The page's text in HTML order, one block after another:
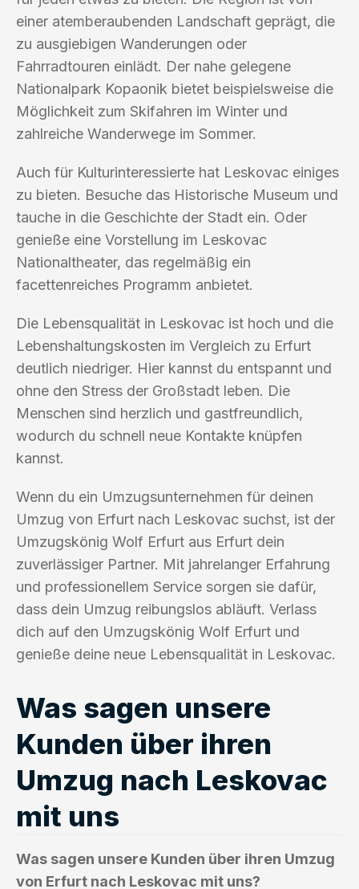
einer atemberaubenden Landschaft geprägt, die
zu ausgiebigen Wanderungen oder
Fahrradtouren einlädt. Der nahe gelegene
Nationalpark Kopaonik bietet beispielsweise die
Möglichkeit zum Skifahren im Winter und
zahlreiche Wanderwege im Sommer.
Auch für Kulturinteressierte hat Leskovac einiges
zu bieten. Besuche das Historische Museum und
tauche in die Geschichte der Stadt ein. Oder
genieße eine Vorstellung im Leskovac
Nationaltheater, das regelmäßig ein
facettenreiches Programm anbietet.
Die Lebensqualität in Leskovac ist hoch und die
Lebenshaltungskosten im Vergleich zu Erfurt
deutlich niedriger. Hier kannst du entspannt und
ohne den Stress der Großstadt leben. Die
Menschen sind herzlich und gastfreundlich,
wodurch du schnell neue Kontakte knüpfen
kannst.
Wenn du ein Umzugsunternehmen für deinen
Umzug von Erfurt nach Leskovac suchst, ist der
Umzugskönig Wolf Erfurt aus Erfurt dein
zuverlässiger Partner. Mit jahrelanger Erfahrung
und professionellem Service sorgen sie dafür,
dass dein Umzug reibungslos abläuft. Verlass
dich auf den Umzugskönig Wolf Erfurt und
genieße deine neue Lebensqualität in Leskovac.
Was sagen unsere
Kunden über ihren
Umzug nach Leskovac
mit uns
Was sagen unsere Kunden über ihren Umzug
von Erfurt nach Leskovac mit uns?